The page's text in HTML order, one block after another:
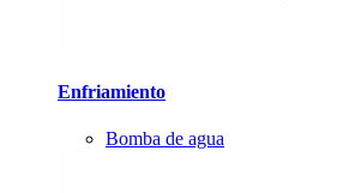
Enfriamiento
Bomba de agua